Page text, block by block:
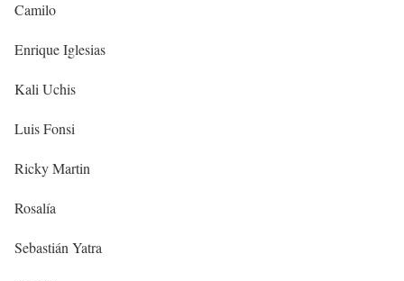
Camilo
Enrique Iglesias
Kali Uchis
Luis Fonsi
Ricky Martin
Rosalía
Sebastián Yatra